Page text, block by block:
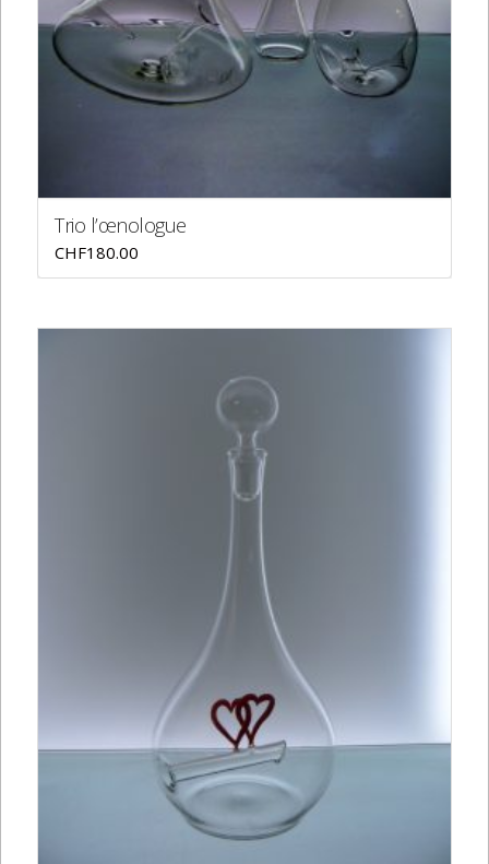
Trio l’œnologue
CHF180.00